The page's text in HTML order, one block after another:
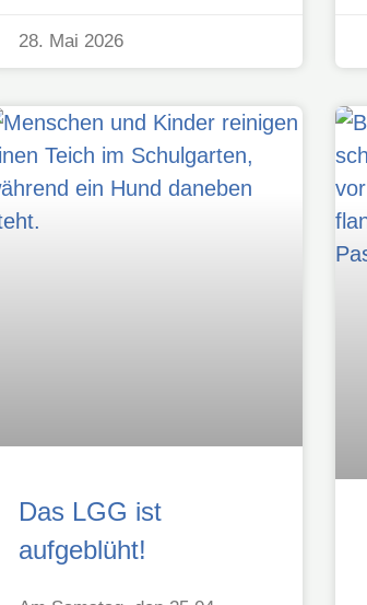
28. Mai 2026
Das LGG ist
aufgeblüht!